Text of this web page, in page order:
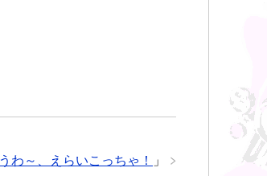
うわ～、えらいこっちゃ！ 」